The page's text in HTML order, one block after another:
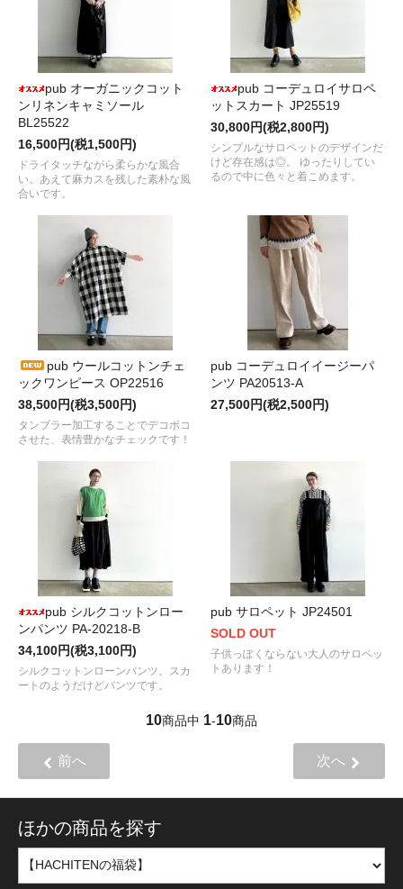
pub オーガニックコット
ンリネンキャミソール
BL25522
16,500円(税1,500円)
ドライタッチながら柔らかな風合
い。あえて麻カスを残した素朴な風
合いです。
pub コーデュロイサロペ
ットスカート JP25519
30,800円(税2,800円)
シンプルなサロペットのデザインだ
けど存在感は◎。 ゆったりしてい
るので中に色々と着こめます。
pub ウールコットンチェ
ックワンピース OP22516
38,500円(税3,500円)
タンブラー加工することでデコボコ
させた、表情豊かなチェックです！
pub コーデュロイイージーパ
ンツ PA20513-A
27,500円(税2,500円)
pub シルクコットンロー
ンパンツ PA-20218-B
34,100円(税3,100円)
シルクコットンローンパンツ。スカ
ートのようだけどパンツです。
pub サロペット JP24501
SOLD OUT
子供っぽくならない大人のサロペッ
トあります！
10商品中 1-10商品
前へ 次へ
ほかの商品を探す